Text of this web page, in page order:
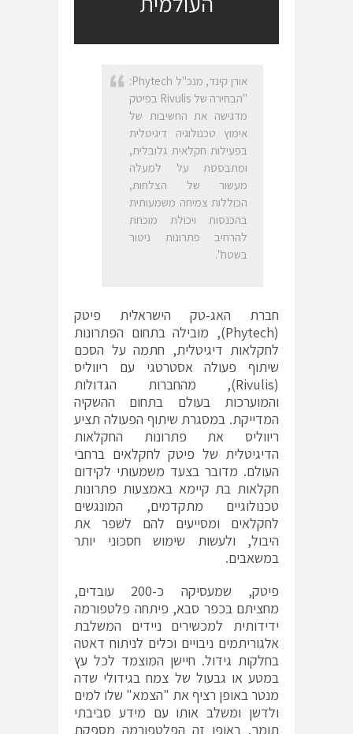
אורן קינד, מנכ"ל Phytech:
"הבחירה של Rivulis בפיטק
מדגישה את החשיבות של
אימוץ טכנולוגיה דיגיטלית
בפעילות חקלאית גלובלית,
ומתבססת על למעלה
מעשור של הצלחות,
הכוללות צמיחה משמעותית
בהכנסות ויכולת מוכחת
להרחיב פתרונות ניטור
בשטח".
חברת האג-טק הישראלית פיטק
(Phytech), מובילה בתחום הפתרונות
לחקלאות דיגיטלית, חתמה על הסכם
שיתוף פעולה אסטרטגי עם ריווליס
(Rivulis), מהחברות הגדולות
והמוערכות בעולם בתחום ההשקיה
המדייקת. במסגרת שיתוף הפעולה תציע
ריווליס את פתרונות החקלאות
הדיגיטלית של פיטק לחקלאים ברחבי
העולם. מדובר בצעד משמעותי לקידום
חקלאות בת קיימא באמצעות פתרונות
טכנולוגיים מתקדמים, המונגשים
לחקלאים ומסייעים להם לשפר את
היבול, ולעשות שימוש חסכוני יותר
במשאבים.
פיטק, שמעסיקה כ-200 עובדים,
מחציתם בכפר סבא, פיתחה פלטפורמה
ידידותית למכשירים ניידים המשלבת
אלגוריתמים ניבויים וכלים לניתוח דאטה
בחלקות גידול. חיישן המוצמד לכל עץ
במטע או גבעול של צמח בגידולי שדה
מנטר באופן רציף את "הצמא" שלו למים
ולדשן ומשלב אותו עם מידע סביבתי
תומך. באופן זה הפלטפורמה מספקת